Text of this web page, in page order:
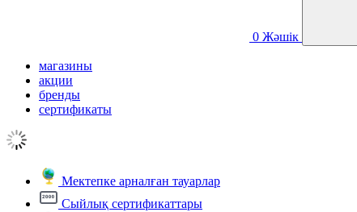
0 Жәшік
магазины
акции
бренды
сертификаты
Мектепке арналған тауарлар
Сыйлық сертификаттары